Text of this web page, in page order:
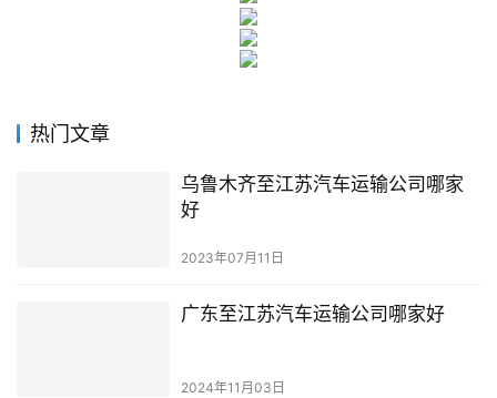
热门文章
乌鲁木齐至江苏汽车运输公司哪家
好
2023年07月11日
广东至江苏汽车运输公司哪家好
2024年11月03日